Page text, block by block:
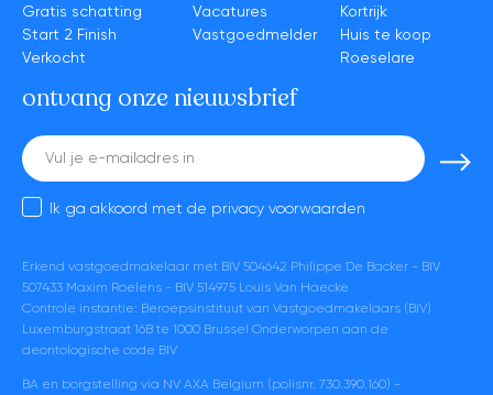
Gratis schatting
Start 2 Finish
Verkocht
Vacatures
Vastgoedmelder
Kortrijk
Huis te koop
Roeselare
ontvang onze nieuwsbrief
E-
mail
Ik ga akkoord met de privacy voorwaarden
Erkend vastgoedmakelaar met BIV 504642 Philippe De Backer - BIV
507433 Maxim Roelens - BIV 514975 Louis Van Haecke
Controle instantie: Beroepsinstituut van Vastgoedmakelaars (BIV)
Luxemburgstraat 16B te 1000 Brussel Onderworpen aan de
deontologische code BIV
BA en borgstelling via NV AXA Belgium (polisnr. 730.390.160) -